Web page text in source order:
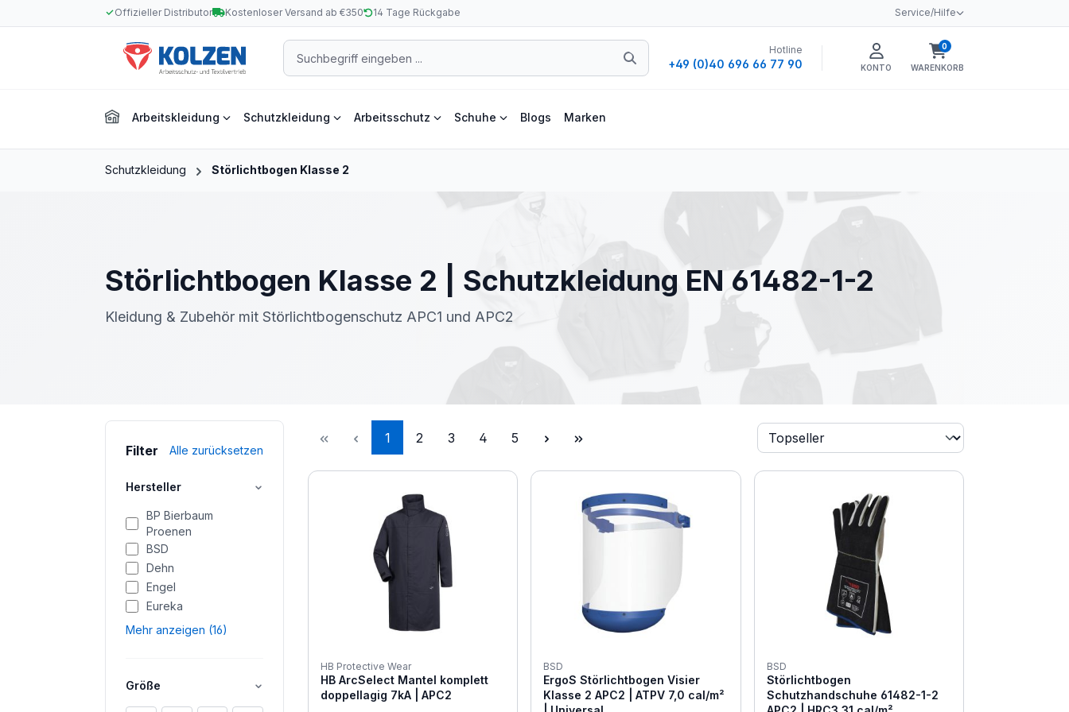
Hauptinhalt springen
Zur Suche springen
Zur Hauptnavigation springen
Offizieller Distributor Kostenloser Versand ab €350 14 Tage Rückgabe Service/Hilfe
Hotline
+49 (0)40 696 66 77 90 KONTO
0
WARENKORB
Warenkorb enthält
Arbeitskleidung Schutzkleidung Arbeitsschutz Schuhe Blogs Marken
Schutzkleidung Störlichtbogen Klasse 2
Störlichtbogen Klasse 2 | Schutzkleidung EN 61482-1-2
Kleidung & Zubehör mit Störlichtbogenschutz APC1 und APC2
Filter Alle zurücksetzen
Hersteller
BP Bierbaum
Proenen
BSD
Dehn
Engel
Eureka
Mehr anzeigen (16)
Größe
Seite
1 Seite
2 Seite
3 Seite
4 Seite
5
HB Protective Wear
HB ArcSelect Mantel komplett
doppellagig 7kA | APC2
BSD
ErgoS Störlichtbogen Visier
Klasse 2 APC2 | ATPV 7,0 cal/m²
BSD
Störlichtbogen
Schutzhandschuhe 61482-1-2